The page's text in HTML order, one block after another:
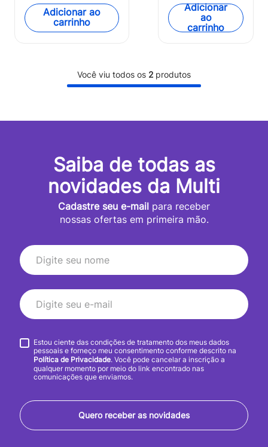
Adicionar ao
carrinho
Adicionar
ao
carrinho
Você viu todos os 2 produtos
Saiba de todas as
novidades da Multi
Cadastre seu e-mail para receber
nossas ofertas em primeira mão.
Quero receber as novidades
Estou ciente das condições de tratamento dos meus dados
pessoais e forneço meu consentimento conforme descrito na
Política de Privacidade. Você pode cancelar a inscrição a
qualquer momento por meio do link encontrado nas
comunicações que enviamos.